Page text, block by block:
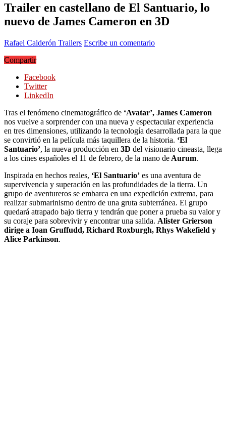
Trailer en castellano de El Santuario, lo
nuevo de James Cameron en 3D
Rafael Calderón Trailers Escribe un comentario
Compartir
Facebook
Twitter
LinkedIn
Tras el fenómeno cinematográfico de ‘Avatar’, James Cameron
nos vuelve a sorprender con una nueva y espectacular experiencia
en tres dimensiones, utilizando la tecnología desarrollada para la que
se convirtió en la película más taquillera de la historia. ‘El
Santuario’, la nueva producción en 3D del visionario cineasta, llega
a los cines españoles el 11 de febrero, de la mano de Aurum.
Inspirada en hechos reales, ‘El Santuario’ es una aventura de
supervivencia y superación en las profundidades de la tierra. Un
grupo de aventureros se embarca en una expedición extrema, para
realizar submarinismo dentro de una gruta subterránea. El grupo
quedará atrapado bajo tierra y tendrán que poner a prueba su valor y
su coraje para sobrevivir y encontrar una salida. Alister Grierson
dirige a Ioan Gruffudd, Richard Roxburgh, Rhys Wakefield y
Alice Parkinson.